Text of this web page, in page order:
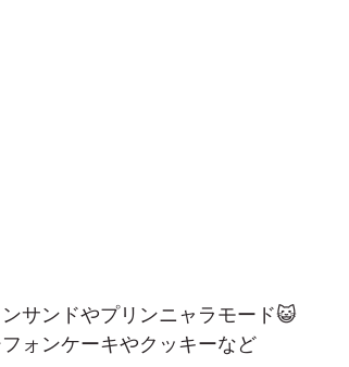
サンドやプリンニャラモード😺
ォンケーキやクッキーなど